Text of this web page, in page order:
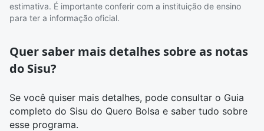
estimativa. É importante conferir com a instituição de ensino
para ter a informação oficial.
Quer saber mais detalhes sobre as notas
do Sisu?
Se você quiser mais detalhes, pode consultar o Guia
completo do Sisu do Quero Bolsa e saber tudo sobre
esse programa.